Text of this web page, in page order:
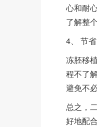
心和耐
了解整
4、 节
冻胚移
程不了
避免不
总之，
好地配